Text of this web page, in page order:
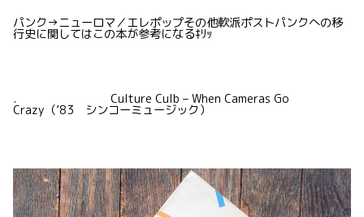
パンク→ニューロマ／エレポップその他軟派ポストパンクへの移
行史に関してはこの本が参考になるｷﾘｯ
. Culture Culb – When Cameras Go
Crazy（’83 シンコーミュージック）